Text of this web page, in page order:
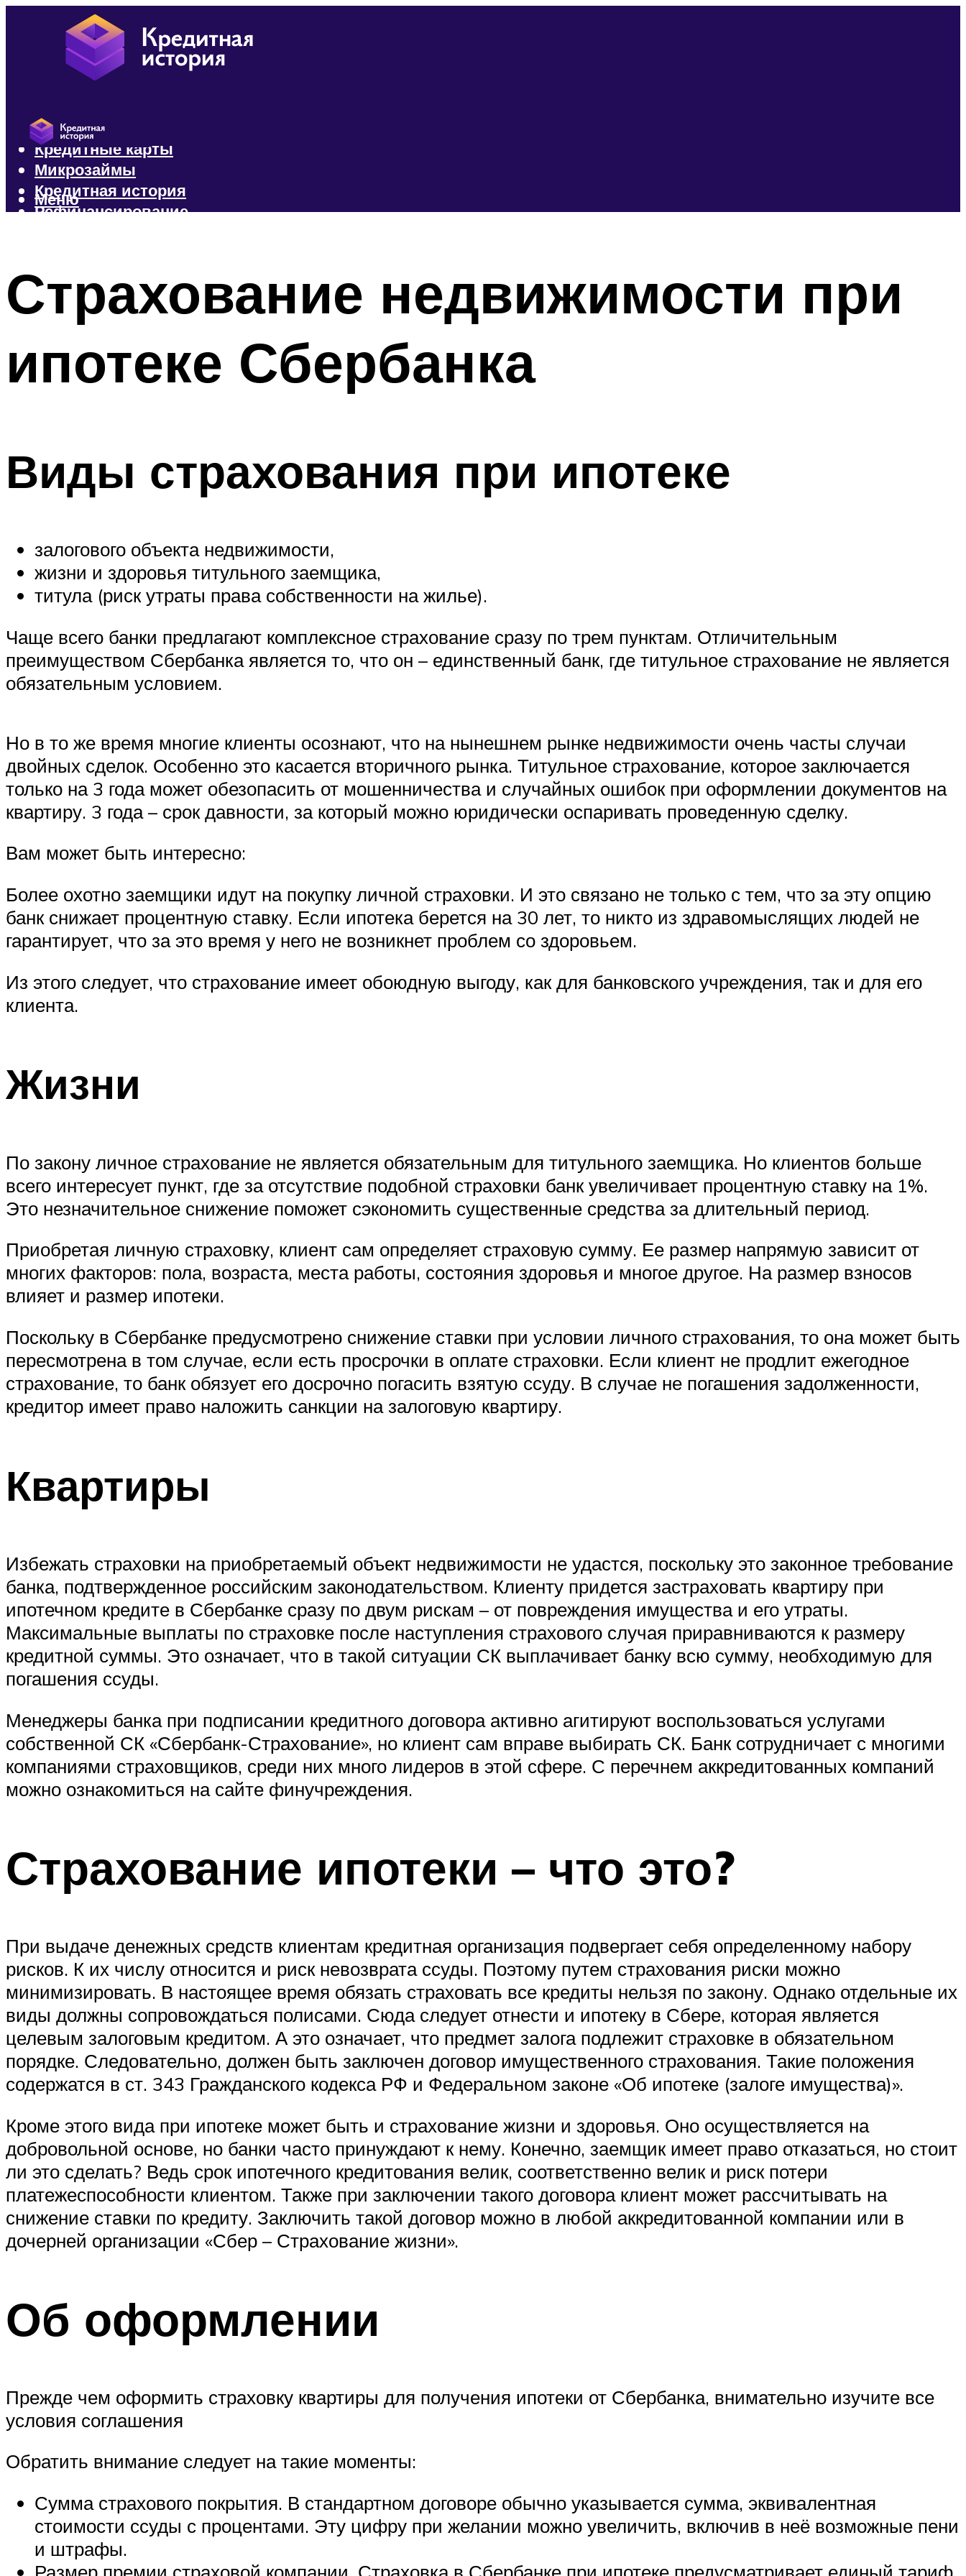
Кредиты
Кредитные карты
Микрозаймы
Кредитная история
Рефинансирование
Меню
Страхование недвижимости при
ипотеке Сбербанка
Виды страхования при ипотеке
залогового объекта недвижимости,
жизни и здоровья титульного заемщика,
титула (риск утраты права собственности на жилье).
Чаще всего банки предлагают комплексное страхование сразу по трем пунктам. Отличительным
преимуществом Сбербанка является то, что он – единственный банк, где титульное страхование не является
обязательным условием.
Но в то же время многие клиенты осознают, что на нынешнем рынке недвижимости очень часты случаи
двойных сделок. Особенно это касается вторичного рынка. Титульное страхование, которое заключается
только на 3 года может обезопасить от мошенничества и случайных ошибок при оформлении документов на
квартиру. 3 года – срок давности, за который можно юридически оспаривать проведенную сделку.
Вам может быть интересно:
Более охотно заемщики идут на покупку личной страховки. И это связано не только с тем, что за эту опцию
банк снижает процентную ставку. Если ипотека берется на 30 лет, то никто из здравомыслящих людей не
гарантирует, что за это время у него не возникнет проблем со здоровьем.
Из этого следует, что страхование имеет обоюдную выгоду, как для банковского учреждения, так и для его
клиента.
Жизни
По закону личное страхование не является обязательным для титульного заемщика. Но клиентов больше
всего интересует пункт, где за отсутствие подобной страховки банк увеличивает процентную ставку на 1%.
Это незначительное снижение поможет сэкономить существенные средства за длительный период.
Приобретая личную страховку, клиент сам определяет страховую сумму. Ее размер напрямую зависит от
многих факторов: пола, возраста, места работы, состояния здоровья и многое другое. На размер взносов
влияет и размер ипотеки.
Поскольку в Сбербанке предусмотрено снижение ставки при условии личного страхования, то она может быть
пересмотрена в том случае, если есть просрочки в оплате страховки. Если клиент не продлит ежегодное
страхование, то банк обязует его досрочно погасить взятую ссуду. В случае не погашения задолженности,
кредитор имеет право наложить санкции на залоговую квартиру.
Квартиры
Избежать страховки на приобретаемый объект недвижимости не удастся, поскольку это законное требование
банка, подтвержденное российским законодательством. Клиенту придется застраховать квартиру при
ипотечном кредите в Сбербанке сразу по двум рискам – от повреждения имущества и его утраты.
Максимальные выплаты по страховке после наступления страхового случая приравниваются к размеру
кредитной суммы. Это означает, что в такой ситуации СК выплачивает банку всю сумму, необходимую для
погашения ссуды.
Менеджеры банка при подписании кредитного договора активно агитируют воспользоваться услугами
собственной СК «Сбербанк-Страхование», но клиент сам вправе выбирать СК. Банк сотрудничает с многими
компаниями страховщиков, среди них много лидеров в этой сфере. С перечнем аккредитованных компаний
можно ознакомиться на сайте финучреждения.
Страхование ипотеки – что это?
При выдаче денежных средств клиентам кредитная организация подвергает себя определенному набору
рисков. К их числу относится и риск невозврата ссуды. Поэтому путем страхования риски можно
минимизировать. В настоящее время обязать страховать все кредиты нельзя по закону. Однако отдельные их
виды должны сопровождаться полисами. Сюда следует отнести и ипотеку в Сбере, которая является
целевым залоговым кредитом. А это означает, что предмет залога подлежит страховке в обязательном
порядке. Следовательно, должен быть заключен договор имущественного страхования. Такие положения
содержатся в ст. 343 Гражданского кодекса РФ и Федеральном законе «Об ипотеке (залоге имущества)».
Кроме этого вида при ипотеке может быть и страхование жизни и здоровья. Оно осуществляется на
добровольной основе, но банки часто принуждают к нему. Конечно, заемщик имеет право отказаться, но стоит
ли это сделать? Ведь срок ипотечного кредитования велик, соответственно велик и риск потери
платежеспособности клиентом. Также при заключении такого договора клиент может рассчитывать на
снижение ставки по кредиту. Заключить такой договор можно в любой аккредитованной компании или в
дочерней организации «Сбер – Страхование жизни».
Об оформлении
Прежде чем оформить страховку квартиры для получения ипотеки от Сбербанка, внимательно изучите все
условия соглашения
Обратить внимание следует на такие моменты:
Сумма страхового покрытия. В стандартном договоре обычно указывается сумма, эквивалентная
стоимости ссуды с процентами. Эту цифру при желании можно увеличить, включив в неё возможные пени
и штрафы.